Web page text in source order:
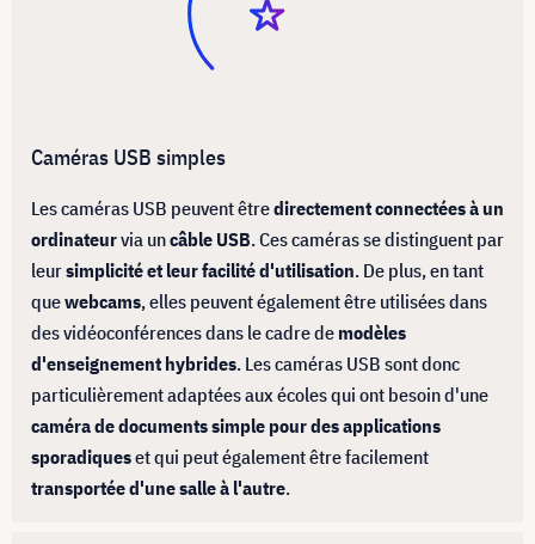
Caméras USB simples
Les caméras USB peuvent êtredirectement connectées à un
ordinateurvia uncâble USB. Ces caméras se distinguent par
leursimplicité et leur facilité d'utilisation. De plus, en tant
quewebcams, elles peuvent également être utilisées dans
des vidéoconférences dans le cadre de modèles
d'enseignement hybrides. Les caméras USB sont donc
particulièrement adaptées aux écoles qui ont besoin d'une
caméra de documents simple pour des applications
sporadiqueset qui peut également être facilement
transportée d'une salle à l'autre.